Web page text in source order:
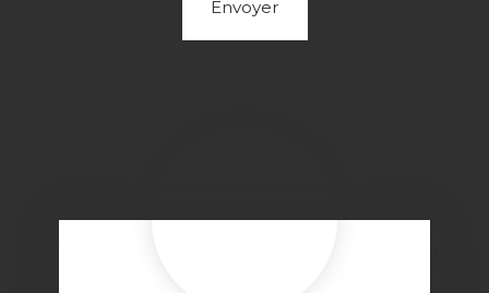
Envoyer